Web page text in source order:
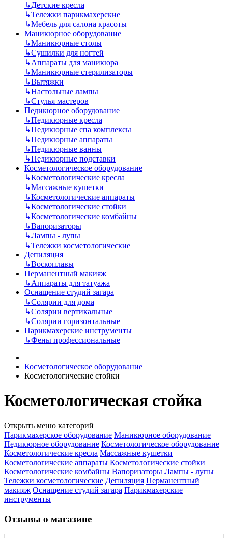
↳Детские кресла
↳Тележки парикмахерские
↳Мебель для салона красоты
Маникюрное оборудование
↳Маникюрные столы
↳Сушилки для ногтей
↳Аппараты для маникюра
↳Маникюрные стерилизаторы
↳Вытяжки
↳Настольные лампы
↳Стулья мастеров
Педикюрное оборудование
↳Педикюрные кресла
↳Педикюрные спа комплексы
↳Педикюрные аппараты
↳Педикюрные ванны
↳Педикюрные подставки
Косметологическое оборудование
↳Косметологические кресла
↳Массажные кушетки
↳Косметологические аппараты
↳Косметологические стойки
↳Косметологические комбайны
↳Вапоризаторы
↳Лампы - лупы
↳Тележки косметологические
Депиляция
↳Воскоплавы
Перманентный макияж
↳Аппараты для татуажа
Оснащение студий загара
↳Солярии для дома
↳Солярии вертикальные
↳Солярии горизонтальные
Парикмахерские инструменты
↳Фены профессиональные
Косметологическое оборудование
Косметологические стойки
Косметологическая стойка
Открыть меню категорий
Парикмахерское оборудование Маникюрное оборудование
Педикюрное оборудование Косметологическое оборудование
Косметологические кресла Массажные кушетки
Косметологические аппараты Косметологические стойки
Косметологические комбайны Вапоризаторы Лампы - лупы
Тележки косметологические Депиляция Перманентный
макияж Оснащение студий загара Парикмахерские
инструменты
Отзывы о магазине